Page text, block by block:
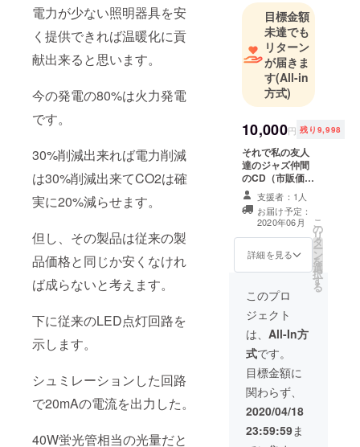
電力が少ない照明器具を安
く提供できれば温暖化に貢
献出来ると思います。
今の発電の80%は火力発電
です。
30%削減出来れば電力削減
は30%削減出来てCO2は確
実に20%減らせます。
但し、その製品は従来の製
品価格と同じか安くなけれ
ば成らないと考えます。
下に従来のLED点灯回路を
示します。
シュミレーションした回路
で20mAの電流を出力した。
40W蛍光管相当の光量だと
式会社（現
在の日立家
電株式会
社）入社
同社にて教
育とサービ
スを担当
同４９年 ５
月 同社
を退社
同４９年 ７
月 電子
回路試験用
電力の
グ電源を開
発
以後の開発
に同電源を
使用
同４９年１
０月 自
点火装置を
目標金額
未達でも
リターン
が届きま
す(All-in
方式)
10,000円 残り9,998
それで私の友人
達のジャズ仲間
のCD（市販価格
2000円程度）を
提供したいと思
います。 尚、提
供したCDは支援
者様の物と成り
ます。 尚、CD
ンバーの中から
選んでくださ
い。 メンバーは
ジャズのお店
「和尚とパト
ラ」に出演して
いる方々です。
各々のメンバー
が出されている
CDの中から選ん
レスは
支援者：1人
お届け予定：
2020年06月
詳細を見る
こ
の
リ
タ
ー
ン
を
選
択
す
る
このプロ
ジェクト
は、 All-In方
式です。
目標金額に
関わらず、
2020/04/18
23:59:59ま